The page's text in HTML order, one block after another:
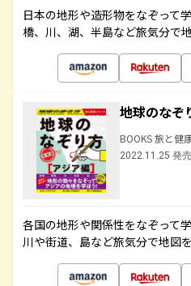
日本の地形や造形物をなぞって
橋、川、湖、半島など旅気分で
地球のな
BOOKS 旅と健
2022.11.25 発売
各国の地形や関係性をなぞって
川や街道、島など旅気分で地図